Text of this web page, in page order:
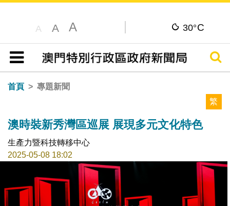
A A A 30°C
目錄
搜尋
首頁
專題新聞
繁
澳時裝新秀灣區巡展 展現多元文化特色
生產力暨科技轉移中心
2025-05-08 18:02